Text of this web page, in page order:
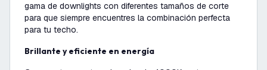
gama de downlights con diferentes tamaños de corte
para que siempre encuentres la combinación perfecta
para tu techo.
Brillante y eficiente en energía